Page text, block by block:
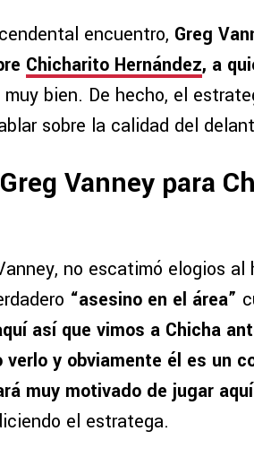
encuentro, Greg
Chicharito Hernández, a
bien. De hecho, el
sobre la calidad del
Vanney para
no escatimó elogios al
“asesino en el área”
así que vimos a Chicha
verlo y obviamente él es un
muy motivado de jugar
el estratega.